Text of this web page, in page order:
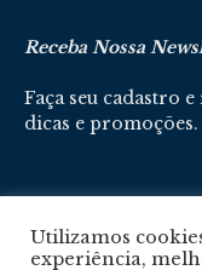
Receba Nossa
Faça seu cadastro
dicas e promoções.
Cadastre-se aqui
Utilizamos
experiência,